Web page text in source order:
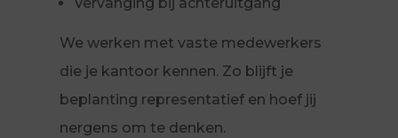
Vervanging bij achteruitgang
We werken met vaste medewerkers
die je kantoor kennen. Zo blijft je
beplanting representatief en hoef jij
nergens om te denken.